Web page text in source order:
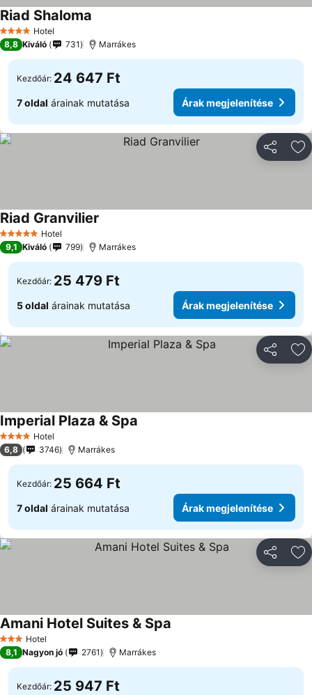
4 KategóriaHotel
Riad Shaloma
8,8 Kiváló 731 Marrákes
Kezdőár: 24 647 Ft
7 oldal árainak mutatása Árak megjelenítése
5 KategóriaHotel
Riad Granvilier
9,1 Kiváló 799 Marrákes
Kezdőár: 25 479 Ft
5 oldal árainak mutatása Árak megjelenítése
4 KategóriaHotel
Imperial Plaza & Spa
6,8 3746 Marrákes
Kezdőár: 25 664 Ft
7 oldal árainak mutatása Árak megjelenítése
3 Kategória
Hotel
Amani Hotel Suites & Spa
8,1 Nagyon jó 2761 Marrákes
Kezdőár: 25 947 Ft